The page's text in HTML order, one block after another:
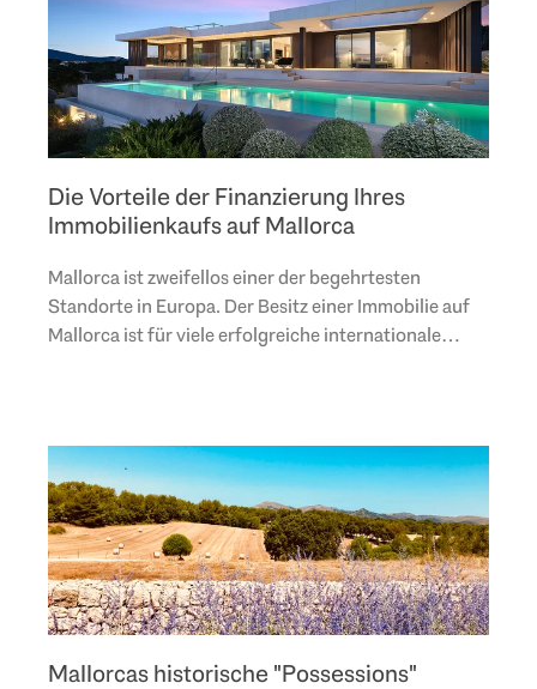
Die Vorteile der Finanzierung Ihres
Immobilienkaufs auf Mallorca
Mallorca ist zweifellos einer der begehrtesten
Standorte in Europa. Der Besitz einer Immobilie auf
Mallorca ist für viele erfolgreiche internationale
Mallorcas historische "Possessions"